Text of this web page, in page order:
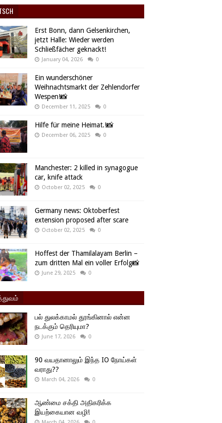
Erst Bonn, dann Gelsenkirchen,
jetzt Halle: Wieder werden
Schließfächer geknackt!
January 04, 2026 0
Ein wunderschöner
Weihnachtsmarkt der Zehlendorfer
Wespen!📸
December 11, 2025 0
Hilfe für meine Heimat.!📸
December 06, 2025 0
Manchester: 2 killed in synagogue
car, knife attack
October 02, 2025 0
Germany news: Oktoberfest
extension proposed after scare
October 02, 2025 0
Hoffest der Thamilalayam Berlin –
zum dritten Mal ein voller Erfolg📸
June 29, 2025 0
பல் துலக்காமல் தூங்கினால் என்ன
நடக்கும் தெரியுமா?
June 17, 2026 0
90 வயதானாலும் இந்த IO நோய்கள்
வராது??
March 04, 2026 0
ஆண்மை சக்தி அதிகரிக்க
இயற்கையான வழி!